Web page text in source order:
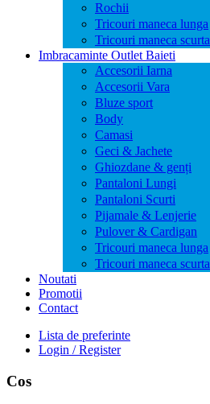
Rochii
Tricouri maneca lunga
Tricouri maneca scurta
Imbracaminte Outlet Baieti
Accesorii Iarna
Accesorii Vara
Bluze sport
Body
Camasi
Geci & Jachete
Ghiozdane & genți
Pantaloni Lungi
Pantaloni Scurti
Pijamale & Lenjerie
Pulover & Cardigan
Tricouri maneca lunga
Tricouri maneca scurta
Noutati
Promotii
Contact
Lista de preferinte
Login / Register
Cos